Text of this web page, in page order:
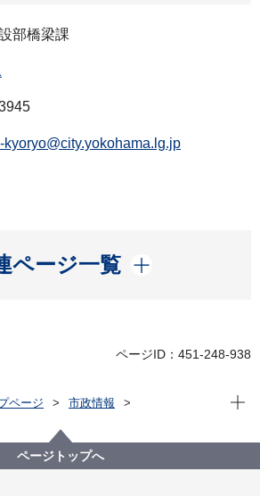
部橋梁課
kyoryo@city.yokohama.lg.jp
ページ一覧
開く
ページID：451-248-938
ページ
市政情報
記者発表 2021年度
橋」Instagramフォトコンテスト2021の入
現在
ページトップへ